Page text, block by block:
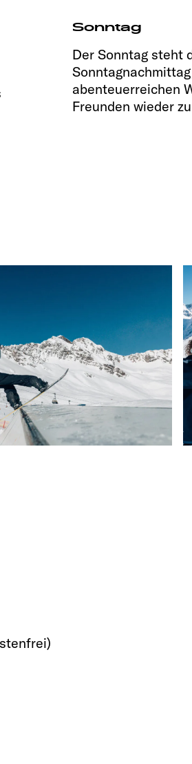
Sonntag
Der Sonntag steht
abenteuerreichen
Freunden wieder